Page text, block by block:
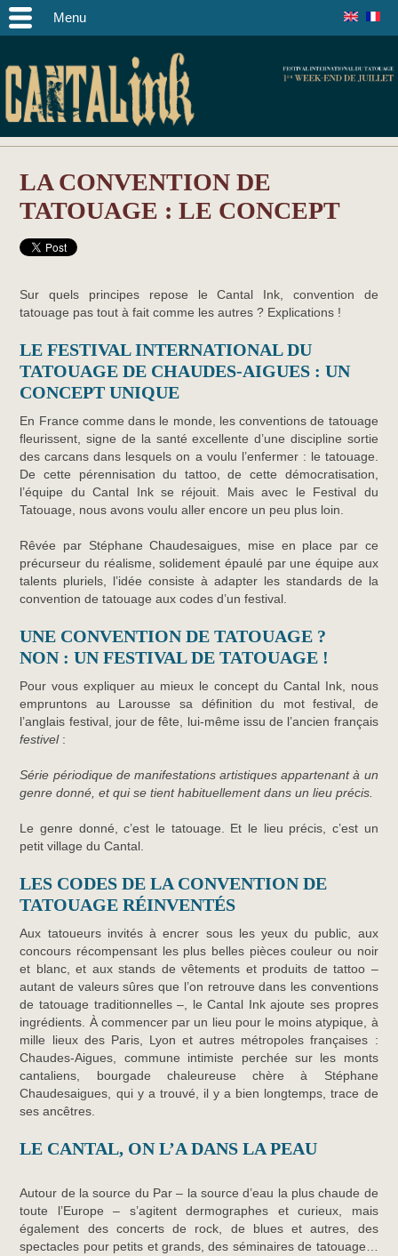
Menu
LA CONVENTION DE
TATOUAGE : LE CONCEPT
Sur quels principes repose le Cantal Ink, convention de
tatouage pas tout à fait comme les autres ? Explications !
LE FESTIVAL INTERNATIONAL DU
TATOUAGE DE CHAUDES-AIGUES : UN
CONCEPT UNIQUE
En France comme dans le monde, les conventions de tatouage
fleurissent, signe de la santé excellente d’une discipline sortie
des carcans dans lesquels on a voulu l’enfermer : le tatouage.
De cette pérennisation du tattoo, de cette démocratisation,
l’équipe du Cantal Ink se réjouit. Mais avec le Festival du
Tatouage, nous avons voulu aller encore un peu plus loin.
Rêvée par Stéphane Chaudesaigues, mise en place par ce
précurseur du réalisme, solidement épaulé par une équipe aux
talents pluriels, l’idée consiste à adapter les standards de la
convention de tatouage aux codes d’un festival.
UNE CONVENTION DE TATOUAGE ?
NON : UN FESTIVAL DE TATOUAGE !
Pour vous expliquer au mieux le concept du Cantal Ink, nous
empruntons au Larousse sa définition du mot festival, de
l’anglais festival, jour de fête, lui-même issu de l’ancien français
festivel:
Série périodique de manifestations artistiques appartenant à un
genre donné, et qui se tient habituellement dans un lieu précis.
Le genre donné, c’est le tatouage. Et le lieu précis, c’est un
petit village du Cantal.
LES CODES DE LA CONVENTION DE
TATOUAGE RÉINVENTÉS
Aux tatoueurs invités à encrer sous les yeux du public, aux
concours récompensant les plus belles pièces couleur ou noir
et blanc, et aux stands de vêtements et produits de tattoo –
autant de valeurs sûres que l’on retrouve dans les conventions
de tatouage traditionnelles –, le Cantal Ink ajoute ses propres
ingrédients. À commencer par un lieu pour le moins atypique, à
mille lieux des Paris, Lyon et autres métropoles françaises :
Chaudes-Aigues, commune intimiste perchée sur les monts
cantaliens, bourgade chaleureuse chère à Stéphane
Chaudesaigues, qui y a trouvé, il y a bien longtemps, trace de
ses ancêtres.
LE CANTAL, ON L’A DANS LA PEAU
Autour de la source du Par – la source d’eau la plus chaude de
toute l’Europe – s’agitent dermographes et curieux, mais
également des concerts de rock, de blues et autres, des
spectacles pour petits et grands, des séminaires de tatouage…